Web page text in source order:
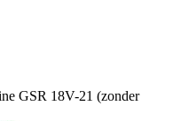
GSR 18V-21 (zonder